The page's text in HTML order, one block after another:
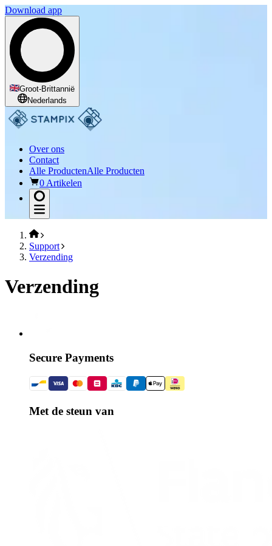
Download app
Groot-Brittannië
Nederlands
Over ons
Contact
Alle ProductenAlle Producten
0 Artikelen
Support
Verzending
Verzending
Secure Payments
Met de steun van